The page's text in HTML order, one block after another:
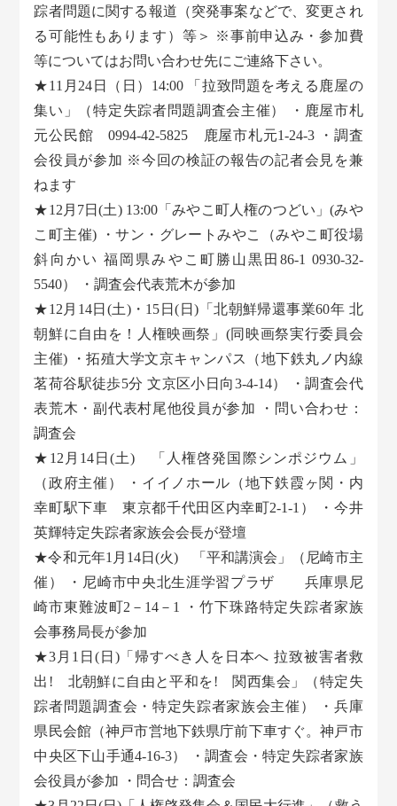
踪者問題に関する報道（突発事案などで、変更され
る可能性もあります）等＞ ※事前申込み・参加費
等についてはお問い合わせ先にご連絡下さい。
★11月24日（日）14:00 「拉致問題を考える鹿屋の
集い」（特定失踪者問題調査会主催） ・鹿屋市札
元公民館 0994-42-5825 鹿屋市札元1-24-3 ・調査
会役員が参加 ※今回の検証の報告の記者会見を兼
ねます
★12月7日(土) 13:00「みやこ町人権のつどい」(みや
こ町主催) ・サン・グレートみやこ（みやこ町役場
斜向かい 福岡県みやこ町勝山黒田86-1 0930-32-
5540） ・調査会代表荒木が参加
★12月14日(土)・15日(日)「北朝鮮帰還事業60年 北
朝鮮に自由を！人権映画祭」(同映画祭実行委員会
主催) ・拓殖大学文京キャンパス（地下鉄丸ノ内線
茗荷谷駅徒歩5分 文京区小日向3-4-14） ・調査会代
表荒木・副代表村尾他役員が参加 ・問い合わせ：
調査会
★12月14日(土) 「人権啓発国際シンポジウム」
（政府主催） ・イイノホール（地下鉄霞ヶ関・内
幸町駅下車 東京都千代田区内幸町2-1-1） ・今井
英輝特定失踪者家族会会長が登壇
★令和元年1月14日(火) 「平和講演会」（尼崎市主
催） ・尼崎市中央北生涯学習プラザ 兵庫県尼
崎市東難波町2－14－1 ・竹下珠路特定失踪者家族
会事務局長が参加
★3月1日(日)「帰すべき人を日本へ 拉致被害者救
出! 北朝鮮に自由と平和を! 関西集会」（特定失
踪者問題調査会・特定失踪者家族会主催） ・兵庫
県民会館（神戸市営地下鉄県庁前下車すぐ。神戸市
中央区下山手通4-16-3） ・調査会・特定失踪者家族
会役員が参加 ・問合せ：調査会